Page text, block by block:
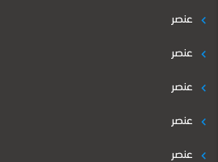
عنصر
عنصر
عنصر
عنصر
عنصر